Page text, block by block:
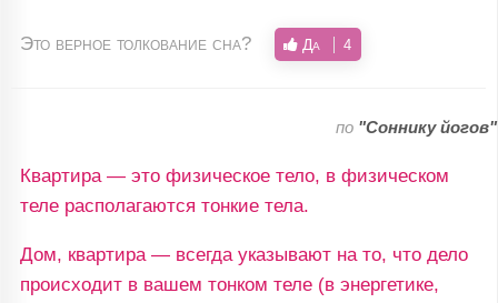
Это верное толкование сна? Да 4
по "Соннику йогов"
Квартира — это физическое тело, в физическом
теле располагаются тонкие тела.
Дом, квартира — всегда указывают на то, что дело
происходит в вашем тонком теле (в энергетике,